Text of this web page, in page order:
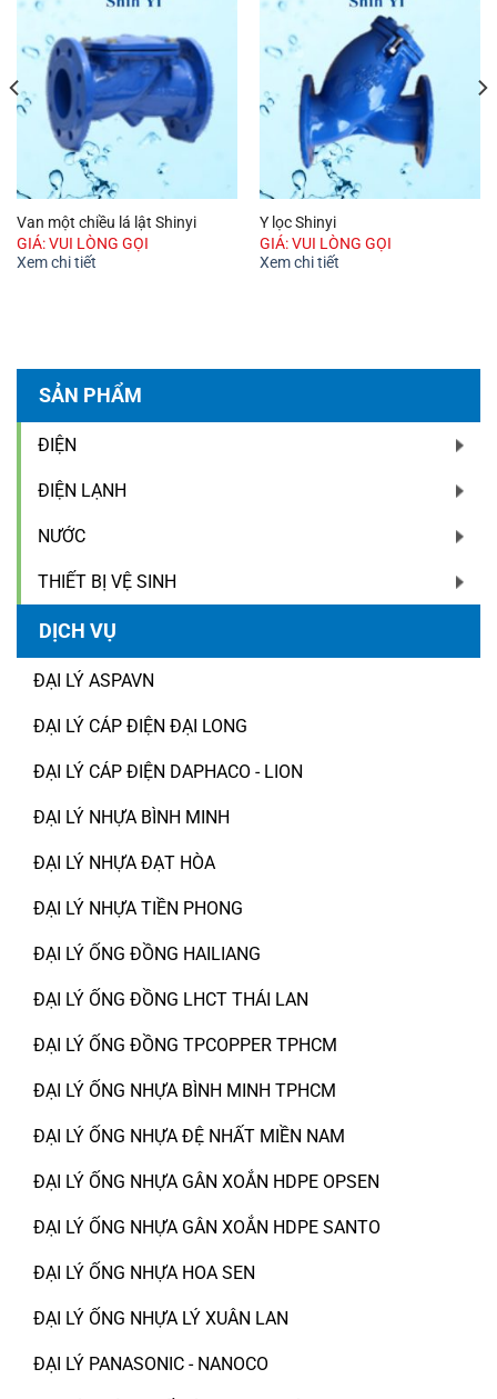
SẢN PHẨM
ĐIỆN
ĐIỆN LẠNH
NƯỚC
THIẾT BỊ VỆ SINH
DỊCH VỤ
ĐẠI LÝ ASPAVN
ĐẠI LÝ CÁP ĐIỆN ĐẠI LONG
ĐẠI LÝ CÁP ĐIỆN DAPHACO - LION
ĐẠI LÝ NHỰA BÌNH MINH
ĐẠI LÝ NHỰA ĐẠT HÒA
ĐẠI LÝ NHỰA TIỀN PHONG
ĐẠI LÝ ỐNG ĐỒNG HAILIANG
ĐẠI LÝ ỐNG ĐỒNG LHCT THÁI LAN
ĐẠI LÝ ỐNG ĐỒNG TPCOPPER TPHCM
ĐẠI LÝ ỐNG NHỰA BÌNH MINH TPHCM
ĐẠI LÝ ỐNG NHỰA ĐỆ NHẤT MIỀN NAM
ĐẠI LÝ ỐNG NHỰA GÂN XOẮN HDPE OPSEN
ĐẠI LÝ ỐNG NHỰA GÂN XOẮN HDPE SANTO
ĐẠI LÝ ỐNG NHỰA HOA SEN
ĐẠI LÝ ỐNG NHỰA LÝ XUÂN LAN
ĐẠI LÝ PANASONIC - NANOCO
Van một chiều lá lật Shinyi
GIÁ: VUI LÒNG GỌI
Xem chi tiết
Y lọc Shinyi
GIÁ: VUI LÒNG GỌI
Xem chi tiết